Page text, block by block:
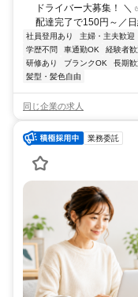
ドライバー大募集！ ＼
配達完了で150円～／日
社員登用あり 主婦・主夫歓迎
学歴不問
車通勤OK 経験者歓
研修あり
ブランクOK 長期歓
髪型・髪色自由
同じ企業の求人
業務委託